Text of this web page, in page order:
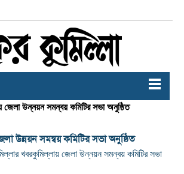
উন্নয়ন সমন্বয় কমিটির সভা অনুষ্ঠিত
উন্নয়ন সমন্বয় কমিটির সভা অনুষ্ঠিত
খবরকুমিল্লায় জেলা উন্নয়ন সমন্বয় কমিটির সভা